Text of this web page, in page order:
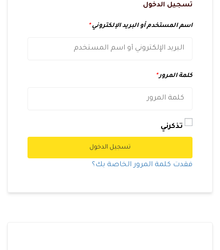
تسجيل الدخول
اسم المستخدم أو البريد الإلكتروني*
كلمة المرور*
تذكرني
تسجيل الدخول
فقدت كلمة المرور الخاصة بك؟